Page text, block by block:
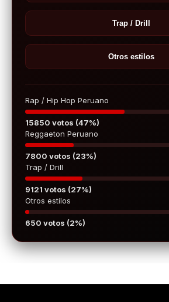
Trap / Drill
Otros estilos
Rap / Hip Hop Peruano
15850 votos (47%)
Reggaeton Peruano
7800 votos (23%)
Trap / Drill
9121 votos (27%)
Otros estilos
650 votos (2%)